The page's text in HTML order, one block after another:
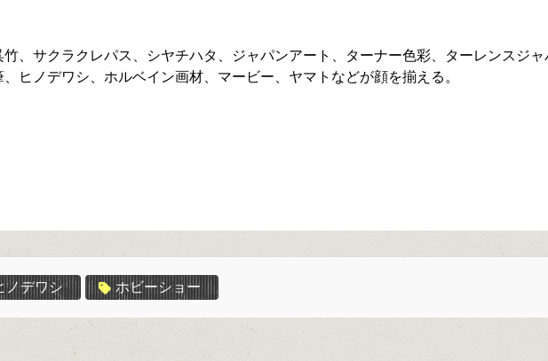
、サクラクレパス、シヤチハタ、ジャパンアート、ターナー色彩、ターレンスジャ
ヒノデワシ、ホルベイン画材、マービー、ヤマトなどが顔を揃える。
ノデワシ ホビーショー